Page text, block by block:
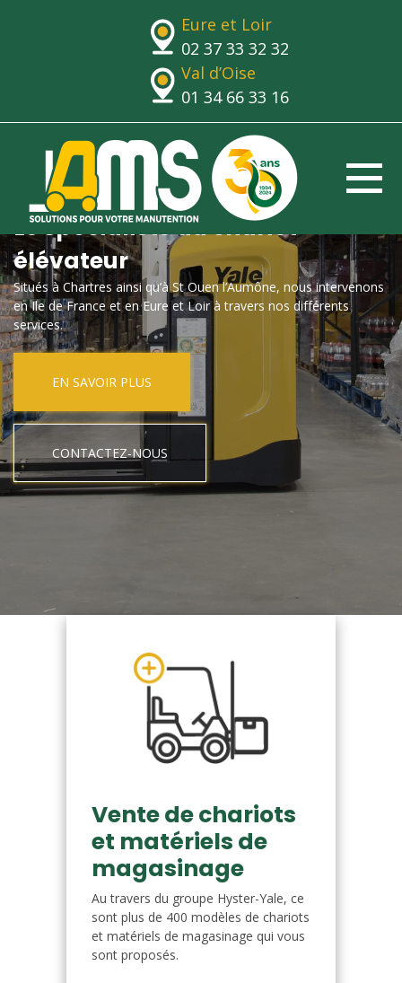
Eure et Loir
02 37 33 32 32
Val d’Oise
01 34 66 33 16
Le spécialiste du chariot
élévateur
Situés à Chartres ainsi qu’à St Ouen l’Aumône, nous intervenons
en Ile de France et en Eure et Loir à travers nos différents
services.
EN SAVOIR PLUS
CONTACTEZ-NOUS
Vente de chariots
et matériels de
magasinage
Au travers du groupe Hyster-Yale, ce
sont plus de 400 modèles de chariots
et matériels de magasinage qui vous
sont proposés.